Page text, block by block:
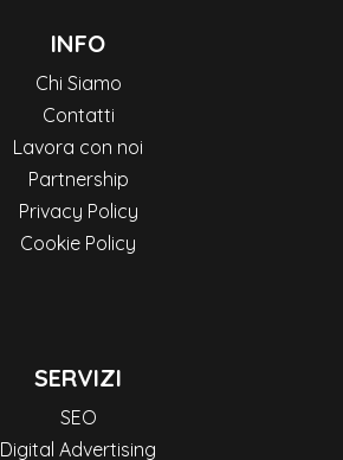
INFO
Chi Siamo
Contatti
Lavora con noi
Partnership
Privacy Policy
Cookie Policy
SERVIZI
SEO
Digital Advertising